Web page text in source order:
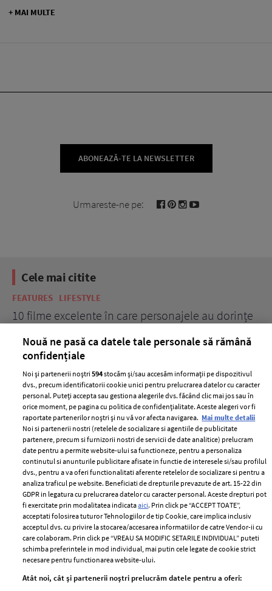
+ MAI MULTE
ABONEAZĂ-TE LA NEWSLETTER
Urmareste-ne pe:
Cele mai citite
FEATURES LIFESTYLE
10 filme excelente în care personajele au dorințe
ELLE Style Awards
2024
Despre ELLE
Romania
Contact
Abonamente
Termeni si conditii
Politica de
confidențialitate
Politica de cookies
Publicitate
femei
Nouă ne pasă ca datele tale personale să rămână
confidențiale
Noi și partenerii noștri594stocăm și/sau accesăm informații pe dispozitivul
dvs., precum identificatorii cookie unici pentru prelucrarea datelor cu caracter
personal. Puteți accepta sau gestiona alegerile dvs. făcând clic mai jos sau în
orice moment, pe pagina cu politica de confidențialitate. Aceste alegeri vor fi
raportate partenerilor noștri și nu vă vor afecta navigarea. Mai multe detalii
Noi si partenerii nostri (retelele de socializare si agentiile de publicitate
partenere, precum si furnizorii nostri de servicii de date analitice) prelucram
date pentru a permite website-ului sa functioneze, pentru a personaliza
continutul si anunturile publicitare afisate in functie de interesele si/sau profilul
dvs., pentru a va oferi functionalitati aferente retelelor de socializare si pentru a
analiza traficul pe website. Beneficiati de drepturile prevazute de art. 15-22 din
GDPR in legatura cu prelucrarea datelor cu caracter personal. Aceste drepturi pot
fi exercitate prin modalitatea indicataaici. Prin click pe “ACCEPT TOATE”,
acceptati folosirea tuturor Tehnologiilor de tip Cookie, care implica inclusiv
acceptul dvs. cu privire la stocarea/accesarea informatiilor de catre Vendor-ii cu
care colaboram. Prin click pe “VREAU SA MODIFIC SETARILE INDIVIDUAL” puteti
schimba preferintele in mod individual, mai putin cele legate de cookie strict
necesare pentru functionarea website-ului.
Atât noi, cât și partenerii noștri prelucrăm datele pentru a oferi: